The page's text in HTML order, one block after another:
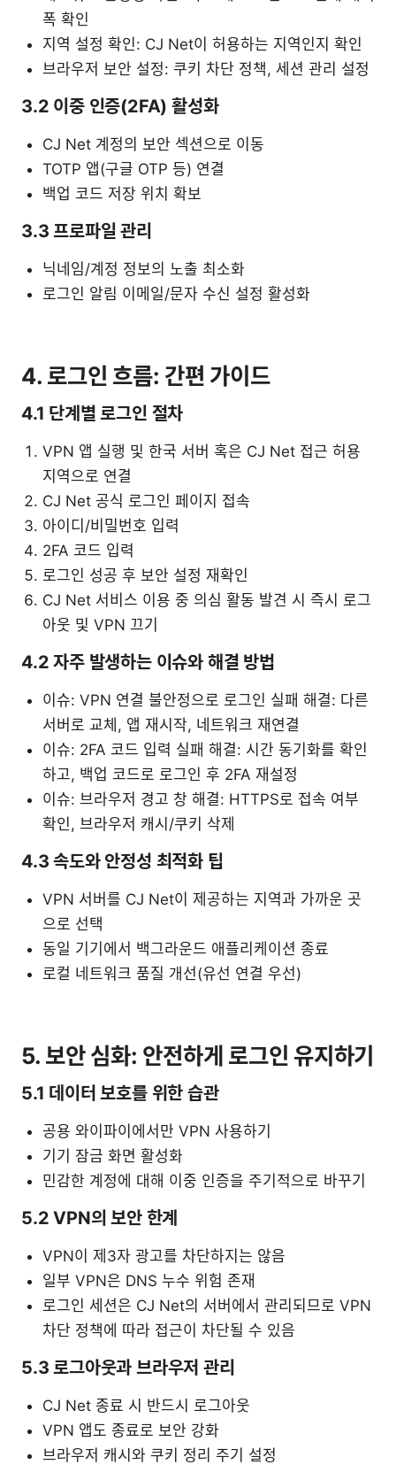
폭 확인
지역 설정 확인: CJ Net이 허용하는 지역인지 확인
브라우저 보안 설정: 쿠키 차단 정책, 세션 관리 설정
3.2 이중 인증(2FA) 활성화
CJ Net 계정의 보안 섹션으로 이동
TOTP 앱(구글 OTP 등) 연결
백업 코드 저장 위치 확보
3.3 프로파일 관리
닉네임/계정 정보의 노출 최소화
로그인 알림 이메일/문자 수신 설정 활성화
4. 로그인 흐름: 간편 가이드
4.1 단계별 로그인 절차
VPN 앱 실행 및 한국 서버 혹은 CJ Net 접근 허용
지역으로 연결
CJ Net 공식 로그인 페이지 접속
아이디/비밀번호 입력
2FA 코드 입력
로그인 성공 후 보안 설정 재확인
CJ Net 서비스 이용 중 의심 활동 발견 시 즉시 로그
아웃 및 VPN 끄기
4.2 자주 발생하는 이슈와 해결 방법
이슈: VPN 연결 불안정으로 로그인 실패 해결: 다른
서버로 교체, 앱 재시작, 네트워크 재연결
이슈: 2FA 코드 입력 실패 해결: 시간 동기화를 확인
하고, 백업 코드로 로그인 후 2FA 재설정
이슈: 브라우저 경고 창 해결: HTTPS로 접속 여부
확인, 브라우저 캐시/쿠키 삭제
4.3 속도와 안정성 최적화 팁
VPN 서버를 CJ Net이 제공하는 지역과 가까운 곳
으로 선택
동일 기기에서 백그라운드 애플리케이션 종료
로컬 네트워크 품질 개선(유선 연결 우선)
5. 보안 심화: 안전하게 로그인 유지하기
5.1 데이터 보호를 위한 습관
공용 와이파이에서만 VPN 사용하기
기기 잠금 화면 활성화
민감한 계정에 대해 이중 인증을 주기적으로 바꾸기
5.2 VPN의 보안 한계
VPN이 제3자 광고를 차단하지는 않음
일부 VPN은 DNS 누수 위험 존재
로그인 세션은 CJ Net의 서버에서 관리되므로 VPN
차단 정책에 따라 접근이 차단될 수 있음
5.3 로그아웃과 브라우저 관리
CJ Net 종료 시 반드시 로그아웃
VPN 앱도 종료로 보안 강화
브라우저 캐시와 쿠키 정리 주기 설정